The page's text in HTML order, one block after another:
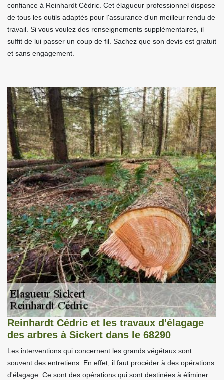
confiance à Reinhardt Cédric. Cet élagueur professionnel dispose
de tous les outils adaptés pour l'assurance d'un meilleur rendu de
travail. Si vous voulez des renseignements supplémentaires, il
suffit de lui passer un coup de fil. Sachez que son devis est gratuit
et sans engagement.
Reinhardt Cédric et les travaux d'élagage
des arbres à Sickert dans le 68290
Les interventions qui concernent les grands végétaux sont
souvent des entretiens. En effet, il faut procéder à des opérations
d'élagage. Ce sont des opérations qui sont destinées à éliminer